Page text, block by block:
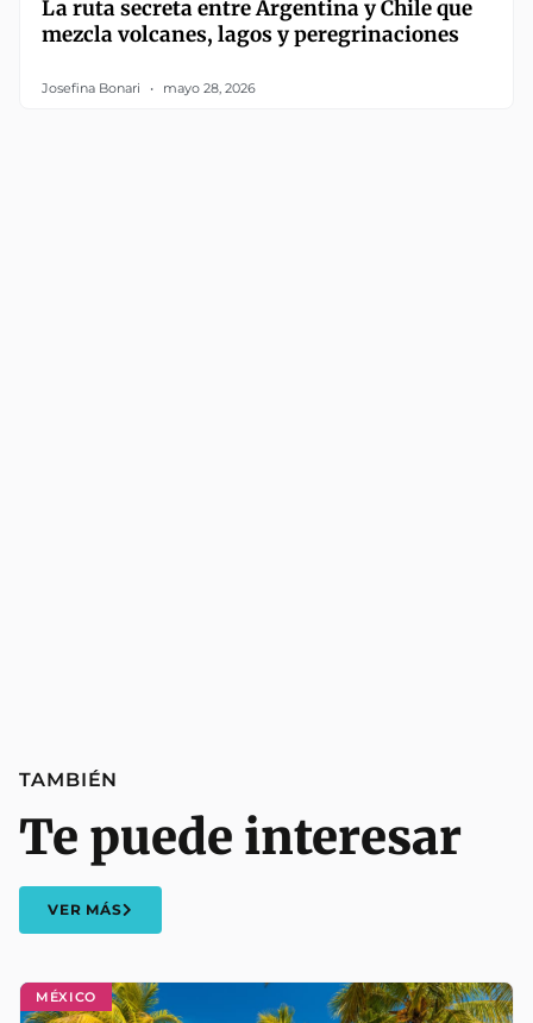
La ruta secreta entre Argentina y Chile que
mezcla volcanes, lagos y peregrinaciones
Josefina Bonari mayo 28, 2026
MÉXICO
TAMBIÉN
Te puede interesar
VER MÁS